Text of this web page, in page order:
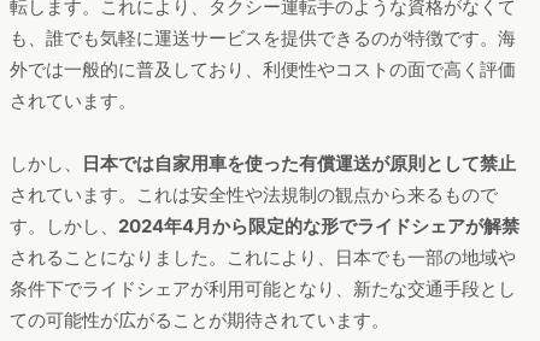
転します。これにより、タクシー運転手のような資格がなくて
も、誰でも気軽に運送サービスを提供できるのが特徴です。海
外では一般的に普及しており、利便性やコストの面で高く評価
されています。
しかし、
日本では自家用車を使った有償運送が原則として禁止
されています。これは安全性や法規制の観点から来るもので
す。しかし、 2024年4月から限定的な形でライドシェアが解禁
されることになりました。これにより、日本でも一部の地域や
条件下でライドシェアが利用可能となり、新たな交通手段とし
ての可能性が広がることが期待されています。